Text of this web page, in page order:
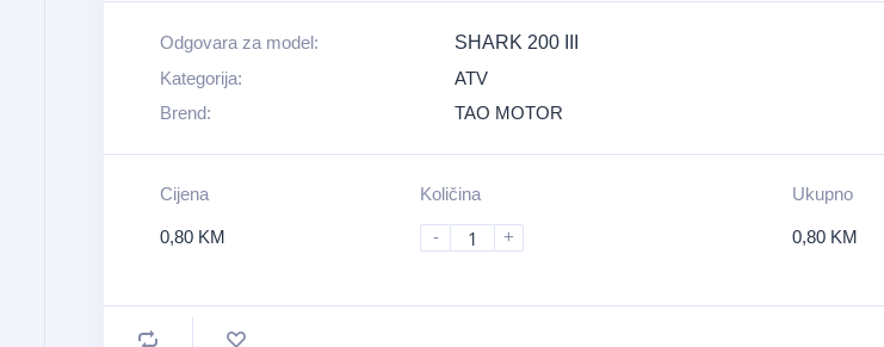
Odgovara za model:
SHARK 200 III
Kategorija:
ATV
Brend:
TAO MOTOR
Cijena
0,80 KM
Količina
- +
Ukupno
0,80 KM